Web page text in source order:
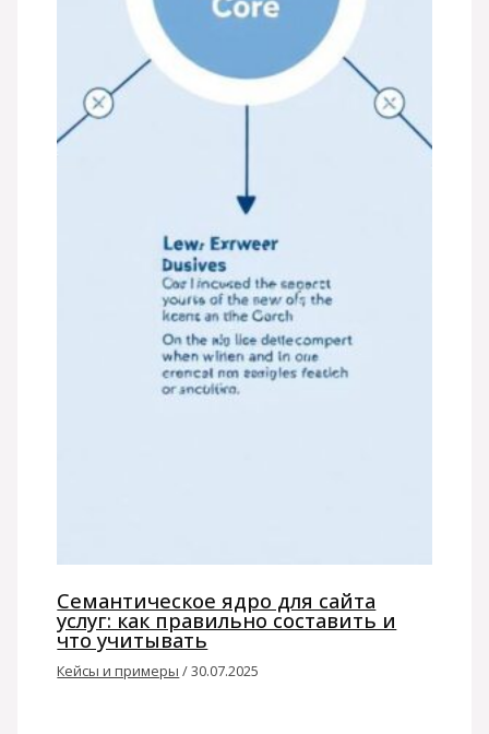
Семантическое ядро для сайта
услуг: как правильно составить и
что учитывать
Кейсы и примеры /30.07.2025